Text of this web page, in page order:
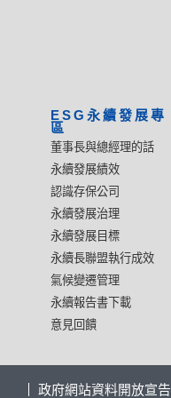
ESG永續發展專
區
董事長與總經理的話
永續發展績效
認識存保公司
永續發展治理
永續發展目標
永續長聯盟執行成效
氣候變遷管理
永續報告書下載
意見回饋
政府網站資料開放宣告